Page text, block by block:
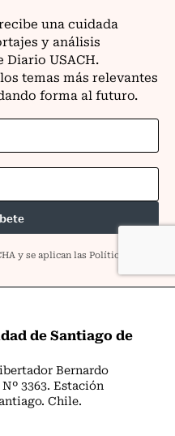
de Santiago de
Bernardo
3363. Estación
Chile.